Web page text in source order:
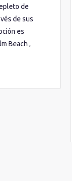
de
de sus
es
Beach ,